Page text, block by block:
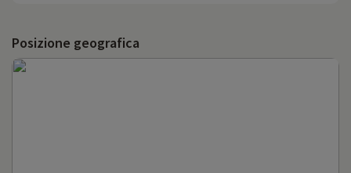
Posizione geografica